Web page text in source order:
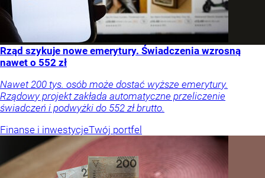
Rząd szykuje nowe emerytury. Świadczenia wzrosną
nawet o 552 zł
Nawet 200 tys. osób może dostać wyższe emerytury.
Rządowy projekt zakłada automatyczne przeliczenie
świadczeń i podwyżki do 552 zł brutto.
Finanse i inwestycjeTwój portfel